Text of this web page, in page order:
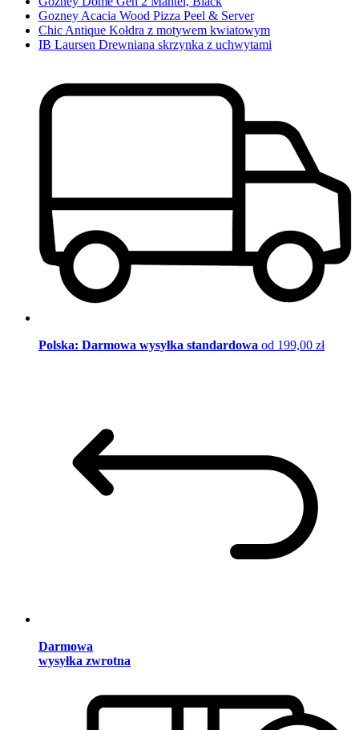
Gozney Acacia Wood Pizza Peel & Server
Chic Antique Kołdra z motywem kwiatowym
IB Laursen Drewniana skrzynka z uchwytami
Polska: Darmowa wysyłka standardowa od 199,00 zł
Darmowa
wysyłka zwrotna